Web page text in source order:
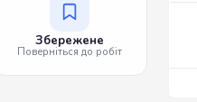
Збережене
Поверніться до робіт